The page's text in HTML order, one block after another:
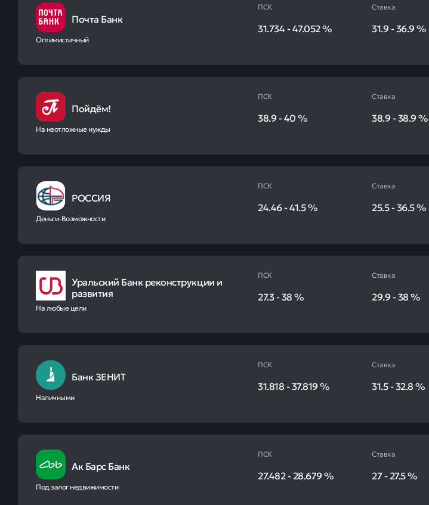
Почта Банк
Оптимистичный
ПСК
31.734-47.052%
Ставка
31.9-36.9%
Пойдём!
На неотложные нужды
ПСК
38.9-40%
Ставка
38.9-38.9%
РОССИЯ
Деньги-Возможности
ПСК
24.46-41.5%
Ставка
25.5-36.5%
Уральский Банк реконструкции и
развития
На любые цели
ПСК
27.3-38%
Ставка
29.9-38%
Банк ЗЕНИТ
Наличными
ПСК
31.818-37.819%
Ставка
31.5-32.8%
Ак Барс Банк
Под залог недвижимости
ПСК
27.482-28.679%
Ставка
27-27.5%